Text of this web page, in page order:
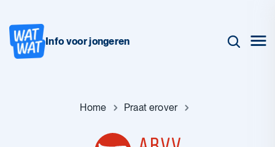
Info voor jongeren
Home Praat erover